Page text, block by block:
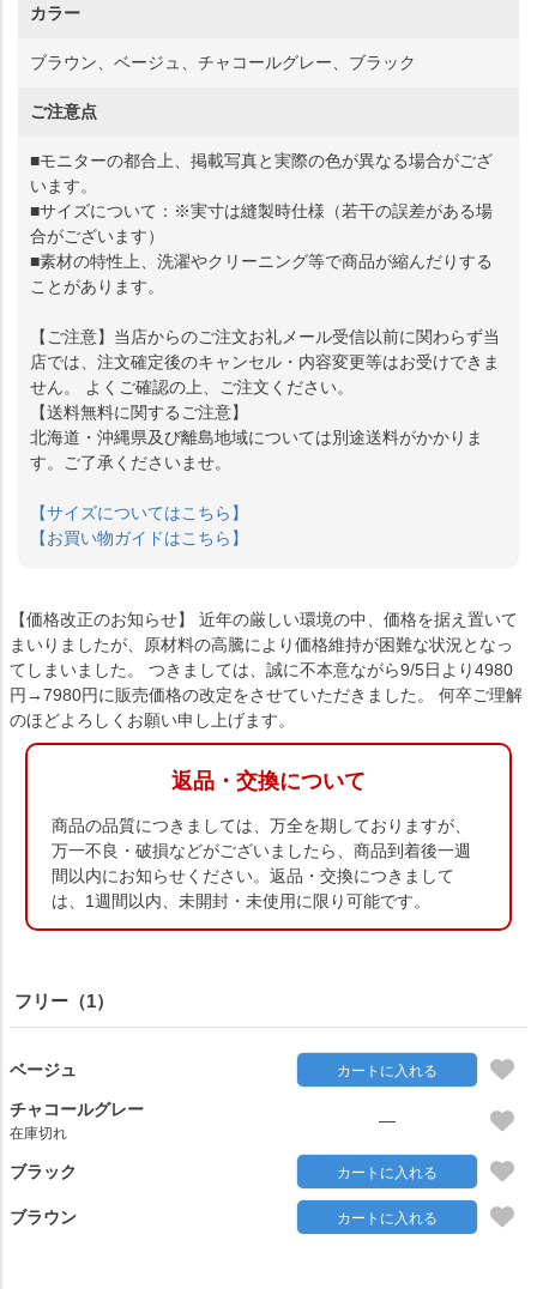
カラー
ブラウン、ベージュ、チャコールグレー、ブラック
ご注意点
■モニターの都合上、掲載写真と実際の色が異なる場合がござ
います。
■サイズについて：※実寸は縫製時仕様（若干の誤差がある場
合がございます）
■素材の特性上、洗濯やクリーニング等で商品が縮んだりする
ことがあります。
【ご注意】当店からのご注文お礼メール受信以前に関わらず当
店では、注文確定後のキャンセル・内容変更等はお受けできま
せん。 よくご確認の上、ご注文ください。
【送料無料に関するご注意】
北海道・沖縄県及び離島地域については別途送料がかかりま
す。ご了承くださいませ。
【サイズについてはこちら】
【お買い物ガイドはこちら】
【価格改正のお知らせ】 近年の厳しい環境の中、価格を据え置いて
まいりましたが、原材料の高騰により価格維持が困難な状況となっ
てしまいました。 つきましては、誠に不本意ながら9/5日より4980
円→7980円に販売価格の改定をさせていただきました。 何卒ご理解
のほどよろしくお願い申し上げます。
返品・交換について
商品の品質につきましては、万全を期しておりますが、
万一不良・破損などがございましたら、商品到着後一週
間以内にお知らせください。返品・交換につきまして
は、1週間以内、未開封・未使用に限り可能です。
フリー（1）
ベージュ カートに入れる
チャコールグレー
在庫切れ
—
ブラック カートに入れる
ブラウン カートに入れる